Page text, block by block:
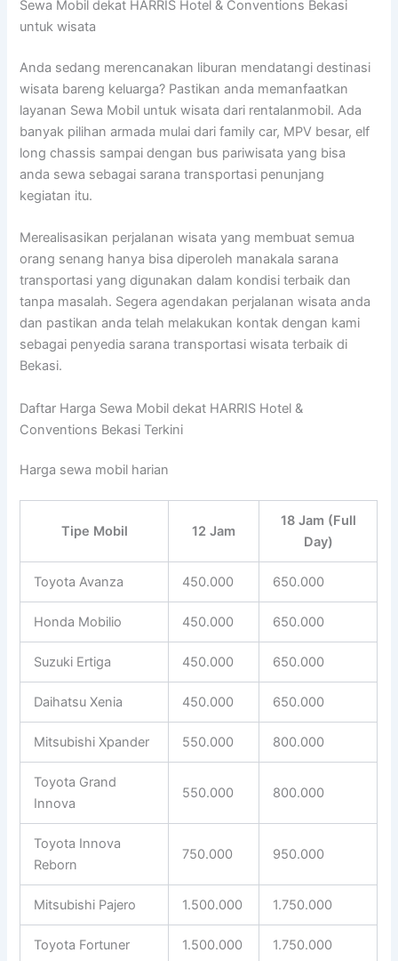
Sewa Mobil dekat HARRIS Hotel & Conventions Bekasi
untuk wisata
Anda sedang merencanakan liburan mendatangi destinasi
wisata bareng keluarga? Pastikan anda memanfaatkan
layanan Sewa Mobil untuk wisata dari rentalanmobil. Ada
banyak pilihan armada mulai dari family car, MPV besar, elf
long chassis sampai dengan bus pariwisata yang bisa
anda sewa sebagai sarana transportasi penunjang
kegiatan itu.
Merealisasikan perjalanan wisata yang membuat semua
orang senang hanya bisa diperoleh manakala sarana
transportasi yang digunakan dalam kondisi terbaik dan
tanpa masalah. Segera agendakan perjalanan wisata anda
dan pastikan anda telah melakukan kontak dengan kami
sebagai penyedia sarana transportasi wisata terbaik di
Bekasi.
Daftar Harga Sewa Mobil dekat HARRIS Hotel &
Conventions Bekasi Terkini
Harga sewa mobil harian
Tipe Mobil 12 Jam
18 Jam (Full
Day)
Toyota Avanza 450.000 650.000
Honda Mobilio 450.000 650.000
Suzuki Ertiga 450.000 650.000
Daihatsu Xenia 450.000 650.000
Mitsubishi Xpander 550.000 800.000
Toyota Grand
Innova
550.000 800.000
Toyota Innova
Reborn
750.000 950.000
Mitsubishi Pajero 1.500.000 1.750.000
Toyota Fortuner 1.500.000 1.750.000